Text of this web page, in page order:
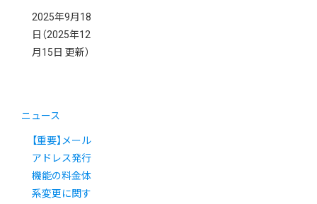
2025年9月18
日 （2025年12
月15日 更新）
ニュース
【重要】メール
アドレス発行
機能の料金体
系変更に関す